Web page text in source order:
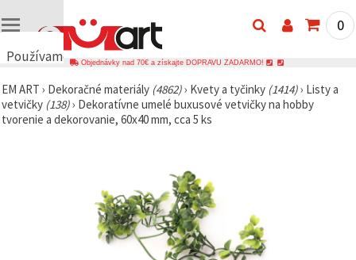
Používame
🍪
Používame
cookies a
0
Objednávky nad 70€ a získajte DOPRAVU ZADARMO!
EM ART › Dekoračné materiály (4862)› Kvety a tyčinky (1414)› Listy a
vetvičky (138)› Dekoratívne umelé buxusové vetvičky na hobby
tvorenie a dekorovanie, 60x40 mm, cca 5 ks